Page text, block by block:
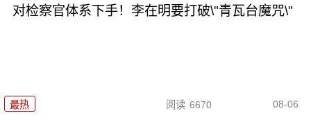
对检察官体系下手！李在明要打破\"青瓦台魔咒\"
最热 阅读 6670 08-06